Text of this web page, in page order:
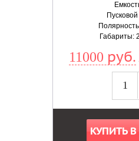
Габариты:
11000 руб.
КУПИТЬ